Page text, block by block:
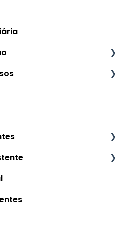
Jusfile
Clientes
IA Assistente WhatsApp?
WhatsApp no